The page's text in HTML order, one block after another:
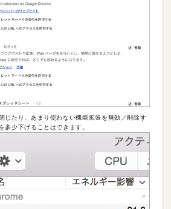
じたり、あまり使わない機能拡張を無効／削除す
多少下げることはできます。